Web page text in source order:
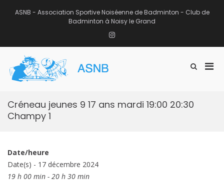
ASNB - Association Sportive Noiséenne de Badminton - Club de
Badminton à Noisy le Grand
Instagram
Afficher
recherche
Créneau jeunes 9 17 ans mardi 19:00 20:30
Champy 1
Date/heure
Date(s) - 17 décembre 2024
19 h 00 min - 20 h 30 min